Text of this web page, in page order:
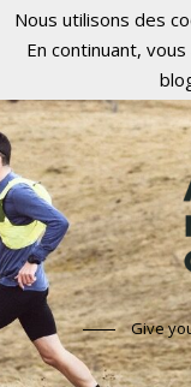
Give
Nous utilisons des
En continuant,